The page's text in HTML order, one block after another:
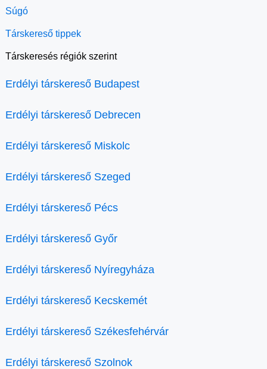
Súgó
Társkereső tippek
Társkeresés régiók szerint
Erdélyi társkereső Budapest
Erdélyi társkereső Debrecen
Erdélyi társkereső Miskolc
Erdélyi társkereső Szeged
Erdélyi társkereső Pécs
Erdélyi társkereső Győr
Erdélyi társkereső Nyíregyháza
Erdélyi társkereső Kecskemét
Erdélyi társkereső Székesfehérvár
Erdélyi társkereső Szolnok